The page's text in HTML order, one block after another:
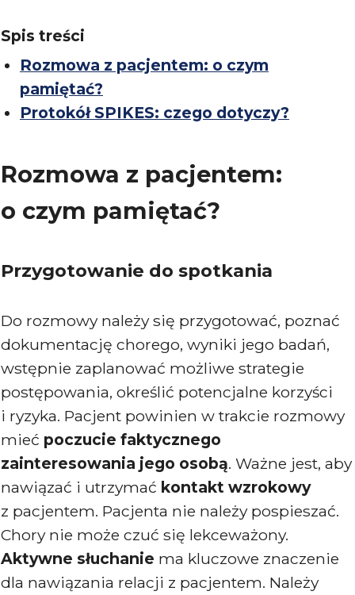
Spis treści
Rozmowa z pacjentem: o czym
pamiętać?
Protokół SPIKES: czego dotyczy?
Rozmowa z pacjentem:
o czym pamiętać?
Przygotowanie do spotkania
Do rozmowy należy się przygotować, poznać
dokumentację chorego, wyniki jego badań,
wstępnie zaplanować możliwe strategie
postępowania, określić potencjalne korzyści
i ryzyka. Pacjent powinien w trakcie rozmowy
mieć poczucie faktycznego
zainteresowania jego osobą. Ważne jest, aby
nawiązać i utrzymać kontakt wzrokowy
z pacjentem. Pacjenta nie należy pospieszać.
Chory nie może czuć się lekceważony.
Aktywne słuchanie ma kluczowe znaczenie
dla nawiązania relacji z pacjentem. Należy